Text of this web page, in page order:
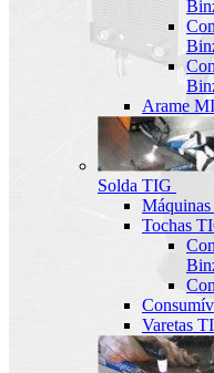
Arame
Solda TIG
Tochas
Varetas